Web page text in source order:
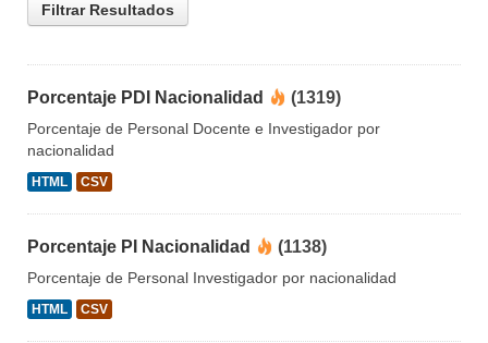
Filtrar Resultados
Porcentaje PDI Nacionalidad (1319)
Porcentaje de Personal Docente e Investigador por
nacionalidad
HTML CSV
Porcentaje PI Nacionalidad (1138)
Porcentaje de Personal Investigador por nacionalidad
HTML CSV